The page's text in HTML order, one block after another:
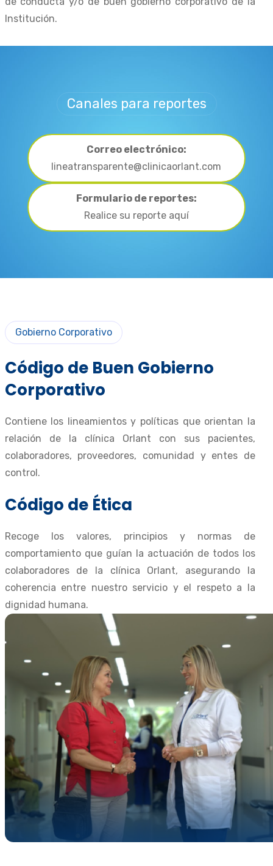
Institución.
Canales para reportes
Correo electrónico:
lineatransparente@clinicaorlant.com
Formulario de reportes:
Realice su reporte aquí
Gobierno Corporativo
Código de Buen Gobierno
Corporativo
Contiene los lineamientos y políticas que orientan la
relación de la clínica Orlant con sus pacientes,
colaboradores, proveedores, comunidad y entes de
control.
Código de Ética
Recoge los valores, principios y normas de
comportamiento que guían la actuación de todos los
colaboradores de la clínica Orlant, asegurando la
coherencia entre nuestro servicio y el respeto a la
dignidad humana.